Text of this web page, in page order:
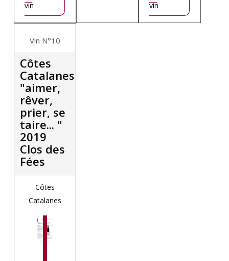
vin
vin
Vin N°10
Côtes
Catalanes
"aimer,
rêver,
prier, se
taire... "
2019
Clos des
Fées
Côtes
Catalanes